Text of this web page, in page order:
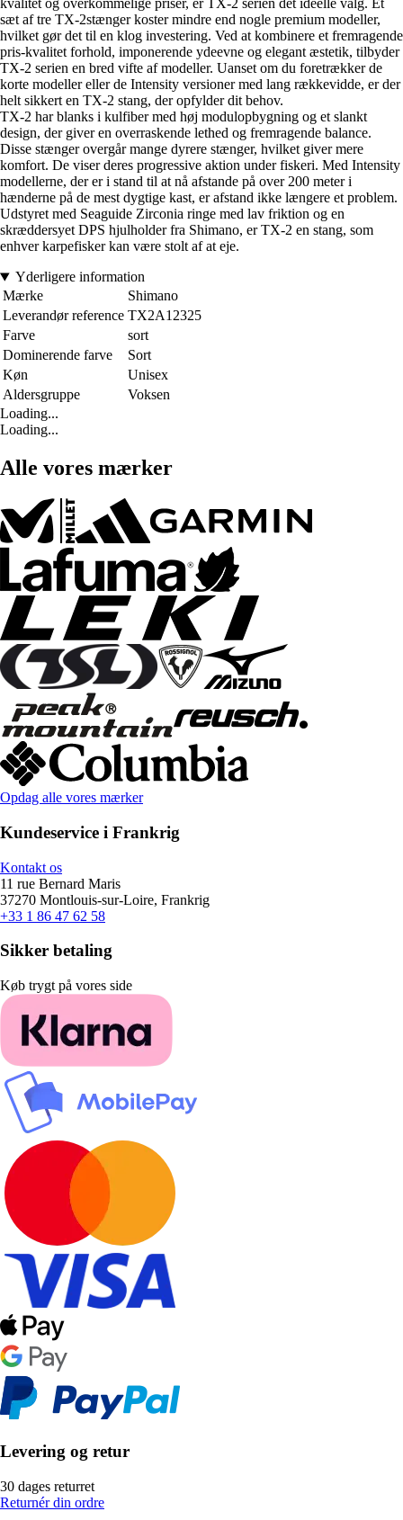
kvalitet og overkommelige priser, er TX-2 serien det ideelle valg. Et
sæt af tre TX-2stænger koster mindre end nogle premium modeller,
hvilket gør det til en klog investering. Ved at kombinere et fremragende
pris-kvalitet forhold, imponerende ydeevne og elegant æstetik, tilbyder
TX-2 serien en bred vifte af modeller. Uanset om du foretrækker de
korte modeller eller de Intensity versioner med lang rækkevidde, er der
helt sikkert en TX-2 stang, der opfylder dit behov.
TX-2 har blanks i kulfiber med høj modulopbygning og et slankt
design, der giver en overraskende lethed og fremragende balance.
Disse stænger overgår mange dyrere stænger, hvilket giver mere
komfort. De viser deres progressive aktion under fiskeri. Med Intensity
modellerne, der er i stand til at nå afstande på over 200 meter i
hænderne på de mest dygtige kast, er afstand ikke længere et problem.
Udstyret med Seaguide Zirconia ringe med lav friktion og en
skræddersyet DPS hjulholder fra Shimano, er TX-2 en stang, som
enhver karpefisker kan være stolt af at eje.
Yderligere information
Mærke
Shimano
Leverandør reference TX2A12325
Farve
sort
Dominerende farve
Sort
Køn
Unisex
Aldersgruppe
Voksen
Loading...
Loading...
Alle vores mærker
Opdag alle vores mærker
Kundeservice i Frankrig
Kontakt os
11 rue Bernard Maris
37270 Montlouis-sur-Loire, Frankrig
+33 1 86 47 62 58
Sikker betaling
Køb trygt på vores side
Levering og retur
30 dages returret
Returnér din ordre